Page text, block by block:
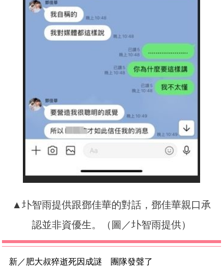
▲圤智雨提供跟鄧佳華的對話，鄧佳華親口承
認並非資優生。（圖／圤智雨提供）
新／肥大叔猝逝死因成謎 團隊發聲了